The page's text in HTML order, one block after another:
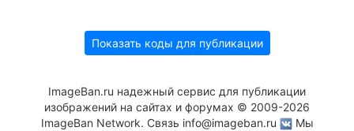
Показать коды для публикации
ImageBan.ru надежный сервис для публикации
изображений на сайтах и форумах © 2009-2026
ImageBan Network. Связь info@imageban.ru
Мы